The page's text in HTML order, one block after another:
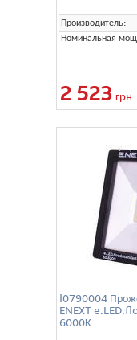
Производитель:
Номинальная
2 523 грн
l0790004
ENEXT
6000К